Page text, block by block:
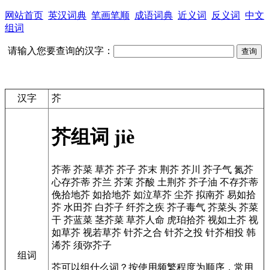
网站首页 英汉词典 笔画笔顺 成语词典 近义词 反义词 中文
组词
请输入您要查询的汉字：
汉字 芥
组词
芥组词 jiè
芥蒂 芥菜 草芥 芥子 芥末 荆芥 芥川 芥子气 氮芥
心存芥蒂 芥兰 芥茉 芥酸 土荆芥 芥子油 不存芥蒂
俛拾地芥 如拾地芥 如泣草芥 尘芥 拟南芥 易如拾
芥 水田芥 白芥子 纤芥之疾 芥子毒气 芥菜头 芥菜
干 芥蓝菜 茎芥菜 草芥人命 虎珀拾芥 视如土芥 视
如草芥 视若草芥 针芥之合 针芥之投 针芥相投 韩
浠芥 须弥芥子
芥可以组什么词？按使用频繁程度为顺序，常用